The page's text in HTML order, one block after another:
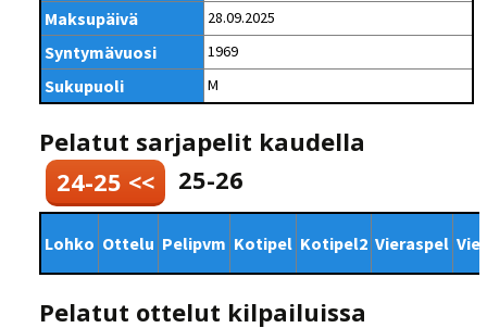
Maksupäivä 28.09.2025
Syntymävuosi 1969
Sukupuoli M
Pelatut sarjapelit kaudella
24-25 <<
25-26
Lohko Ottelu Pelipvm Kotipel Kotipel2 Vieraspel
Pelatut ottelut kilpailuissa